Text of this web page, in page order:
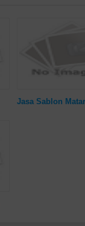
Jasa Sablon